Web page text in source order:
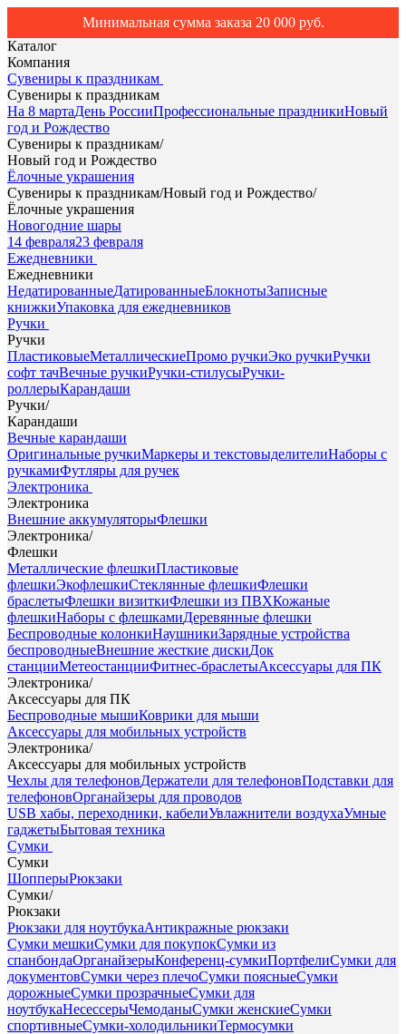
Минимальная сумма заказа 20 000 руб.
Каталог
Компания
Сувениры к праздникам
Сувениры к праздникам
На 8 мартаДень РоссииПрофессиональные праздникиНовый
год и Рождество
Сувениры к праздникам/
Новый год и Рождество
Ёлочные украшения
Сувениры к праздникам/Новый год и Рождество/
Ёлочные украшения
Новогодние шары
14 февраля23 февраля
Ежедневники
Ежедневники
НедатированныеДатированныеБлокнотыЗаписные
книжкиУпаковка для ежедневников
Ручки
Ручки
ПластиковыеМеталлическиеПромо ручкиЭко ручкиРучки
софт тачВечные ручкиРучки-стилусыРучки-
роллерыКарандаши
Ручки/
Карандаши
Вечные карандаши
Оригинальные ручкиМаркеры и текстовыделителиНаборы с
ручкамиФутляры для ручек
Электроника
Электроника
Внешние аккумуляторыФлешки
Электроника/
Флешки
Металлические флешкиПластиковые
флешкиЭкофлешкиСтеклянные флешкиФлешки
браслетыФлешки визиткиФлешки из ПВХКожаные
флешкиНаборы с флешкамиДеревянные флешки
Беспроводные колонкиНаушникиЗарядные устройства
беспроводныеВнешние жесткие дискиДок
станцииМетеостанцииФитнес-браслетыАксессуары для ПК
Электроника/
Аксессуары для ПК
Беспроводные мышиКоврики для мыши
Аксессуары для мобильных устройств
Электроника/
Аксессуары для мобильных устройств
Чехлы для телефоновДержатели для телефоновПодставки для
телефоновОрганайзеры для проводов
USB хабы, переходники, кабелиУвлажнители воздухаУмные
гаджетыБытовая техника
Сумки
Сумки
ШопперыРюкзаки
Сумки/
Рюкзаки
Рюкзаки для ноутбукаАнтикражные рюкзаки
Сумки мешкиСумки для покупокСумки из
спанбондаОрганайзерыКонференц-сумкиПортфелиСумки для
документовСумки через плечоСумки поясныеСумки
дорожныеСумки прозрачныеСумки для
ноутбукаНесессерыЧемоданыСумки женскиеСумки
спортивныеСумки-холодильникиТермосумки